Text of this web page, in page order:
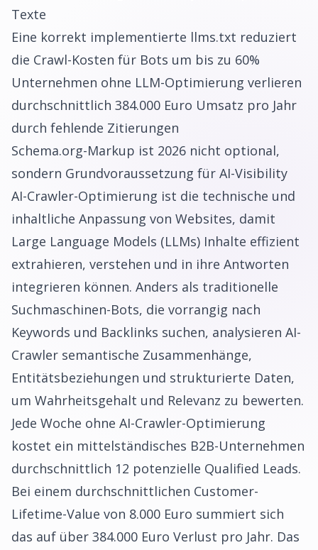
Texte
Eine korrekt implementierte llms.txt reduziert
die Crawl-Kosten für Bots um bis zu 60%
Unternehmen ohne LLM-Optimierung verlieren
durchschnittlich 384.000 Euro Umsatz pro Jahr
durch fehlende Zitierungen
Schema.org-Markup ist 2026 nicht optional,
sondern Grundvoraussetzung für AI-Visibility
AI-Crawler-Optimierung ist die technische und
inhaltliche Anpassung von Websites, damit
Large Language Models (LLMs) Inhalte effizient
extrahieren, verstehen und in ihre Antworten
integrieren können. Anders als traditionelle
Suchmaschinen-Bots, die vorrangig nach
Keywords und Backlinks suchen, analysieren AI-
Crawler semantische Zusammenhänge,
Entitätsbeziehungen und strukturierte Daten,
um Wahrheitsgehalt und Relevanz zu bewerten.
Jede Woche ohne AI-Crawler-Optimierung
kostet ein mittelständisches B2B-Unternehmen
durchschnittlich 12 potenzielle Qualified Leads.
Bei einem durchschnittlichen Customer-
Lifetime-Value von 8.000 Euro summiert sich
das auf über 384.000 Euro Verlust pro Jahr. Das